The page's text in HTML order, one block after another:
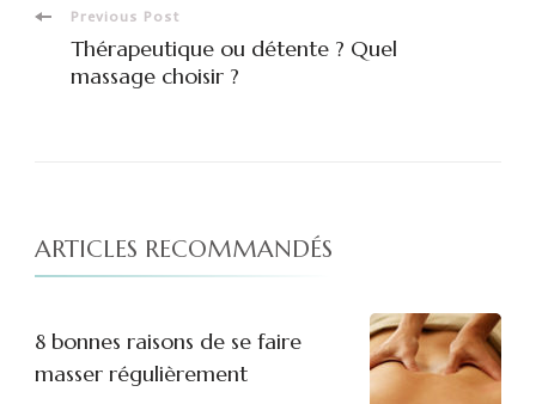
Post
Navigation
Previous Post
Thérapeutique ou détente ? Quel
massage choisir ?
ARTICLES RECOMMANDÉS
8 bonnes raisons de se faire
masser régulièrement